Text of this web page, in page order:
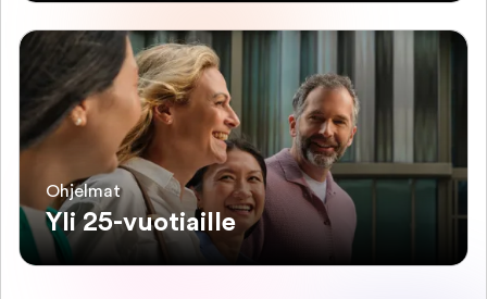
Ohjelmat
Yli 25-vuotiaille